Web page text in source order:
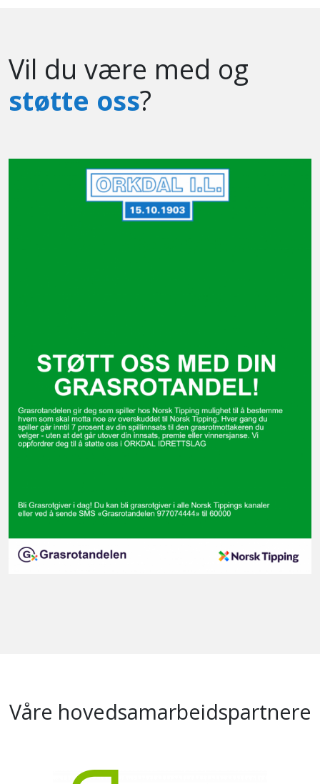
Vil du være med og
støtte oss?
Våre hovedsamarbeidspartnere